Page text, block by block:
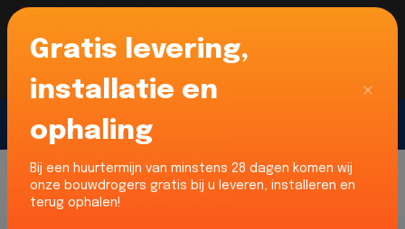
Voor onze Nederlandse klanten... Wij zijn maar
liefst 52% goedkoper dan verhuurders uit NL -
limburg en Noord-Brabant!
Gratis levering,
installatie en
ophaling
Bij een huurtermijn van minstens 28 dagen komen wij
onze bouwdrogers gratis bij u leveren, installeren en
terug ophalen!